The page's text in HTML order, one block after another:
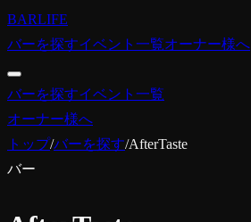
BARLIFE
バーを探すイベント一覧オーナー様へ
バーを探すイベント一覧
オーナー様へ
トップ/バーを探す/AfterTaste
バー